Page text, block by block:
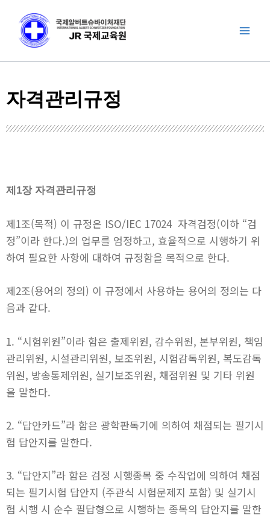
로
너
뛰
기
자격관리규정
제1장 자격관리규정
제1조(목적) 이 규정은 ISO/IEC 17024 자격검정(이하 “검
정”이라 한다.)의 업무를 엄정하고, 효율적으로 시행하기 위
하여 필요한 사항에 대하여 규정함을 목적으로 한다.
제2조(용어의 정의) 이 규정에서 사용하는 용어의 정의는 다
음과 같다.
1. “시험위원”이라 함은 출제위원, 감수위원, 본부위원, 책임
관리위원, 시설관리위원, 보조위원, 시험감독위원, 복도감독
위원, 방송통제위원, 실기보조위원, 채점위원 및 기타 위원
을 말한다.
2. “답안카드”라 함은 광학판독기에 의하여 채점되는 필기시
험 답안지를 말한다.
3. “답안지”라 함은 검정 시행종목 중 수작업에 의하여 채점
되는 필기시험 답안지 (주관식 시험문제지 포함) 및 실기시
험 시행 시 순수 필답형으로 시행하는 종목의 답안지를 말한